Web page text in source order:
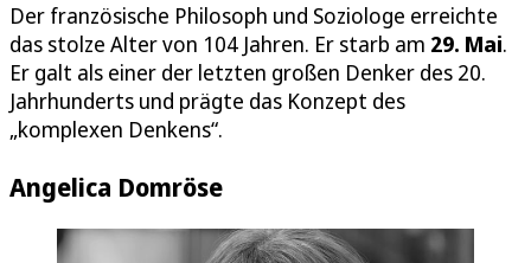
Der französische Philosoph und Soziologe erreichte
das stolze Alter von 104 Jahren. Er starb am 29. Mai.
Er galt als einer der letzten großen Denker des 20.
Jahrhunderts und prägte das Konzept des
„komplexen Denkens“.
Angelica Domröse